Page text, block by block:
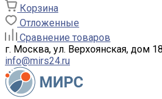
Корзина
Отложенные
Сравнение товаров
г. Москва, ул. Верхоянская, дом
info@mirs24.ru